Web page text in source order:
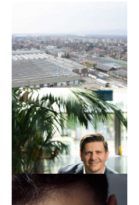
Magyar cégek